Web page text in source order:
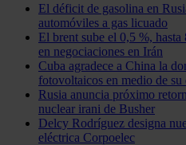
El déficit de gasolina en
automóviles a gas licuado
El brent sube el 0,5 %, hasta
en negociaciones en Irán
Cuba agradece a China la
fotovoltaicos en medio de su
Rusia anuncia próximo
nuclear irani de Busher
Delcy Rodríguez designa
eléctrica Corpoelec